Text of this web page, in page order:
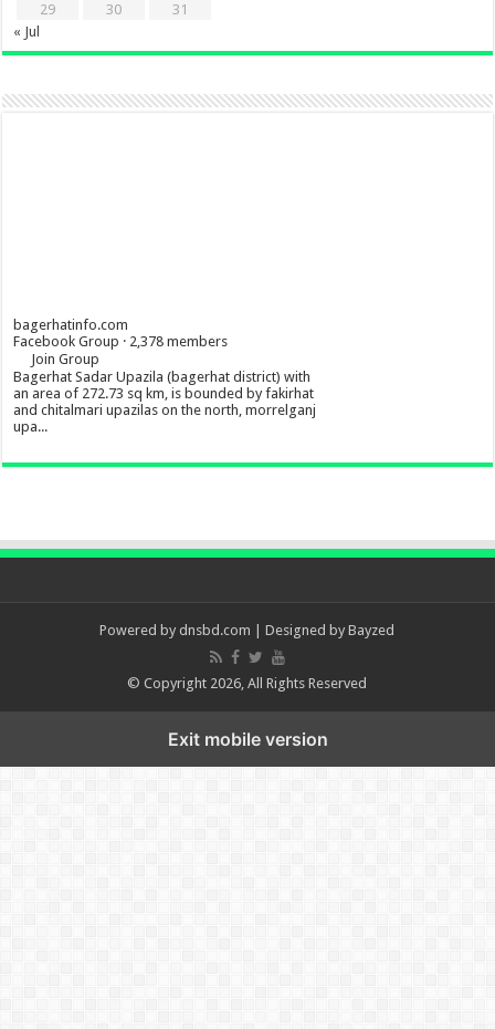
29
30
31
« Jul
bagerhatinfo.com
Facebook Group · 2,378 members
Join Group
Bagerhat Sadar Upazila (bagerhat district) with
an area of 272.73 sq km, is bounded by fakirhat
and chitalmari upazilas on the north, morrelganj
upa...
Powered by dnsbd.com | Designed byBayzed
© Copyright 2026, All Rights Reserved
Exit mobile version